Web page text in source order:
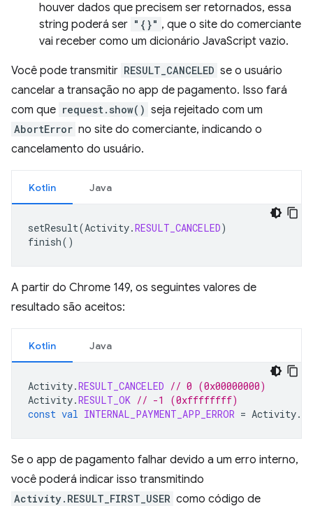
houver dados que precisem ser retornados, essa
string poderá ser "{}" , que o site do comerciante
vai receber como um dicionário JavaScript vazio.
Você pode transmitir RESULT_CANCELED se o usuário
cancelar a transação no app de pagamento. Isso fará
com que request.show() seja rejeitado com um
AbortError no site do comerciante, indicando o
cancelamento do usuário.
Kotlin Java
setResult(Activity.RESULT_CANCELED)
finish()
A partir do Chrome 149, os seguintes valores de
resultado são aceitos:
Kotlin Java
Activity.RESULT_CANCELED // 0 (0x00000000)
Activity.RESULT_OK // -1 (0xffffffff)
const val INTERNAL_PAYMENT_APP_ERROR = Activity.
Se o app de pagamento falhar devido a um erro interno,
você poderá indicar isso transmitindo
Activity.RESULT_FIRST_USER como código de